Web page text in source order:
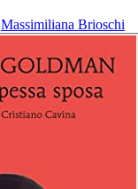
Massimiliana Brioschi